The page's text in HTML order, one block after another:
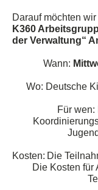
Darauf möchten
K360
der Verwaltung“
Wann:
Wo: Deutsche
Für wen:
Kosten: Die
Die Kosten für